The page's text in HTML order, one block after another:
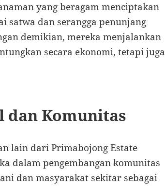
yang beragam menciptakan
satwa dan serangga penunjang
demikian, mereka menjalankan
secara ekonomi, tetapi juga
dan Komunitas
lain dari Primabojong Estate
dalam pengembangan komunitas
dan masyarakat sekitar sebagai